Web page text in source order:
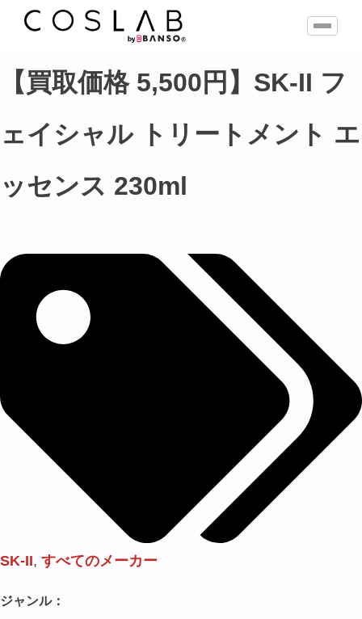
【買取価格 5,500円】SK-II フ
ェイシャル トリートメント エ
ッセンス 230ml
SK-II, すべてのメーカー
ジャンル：